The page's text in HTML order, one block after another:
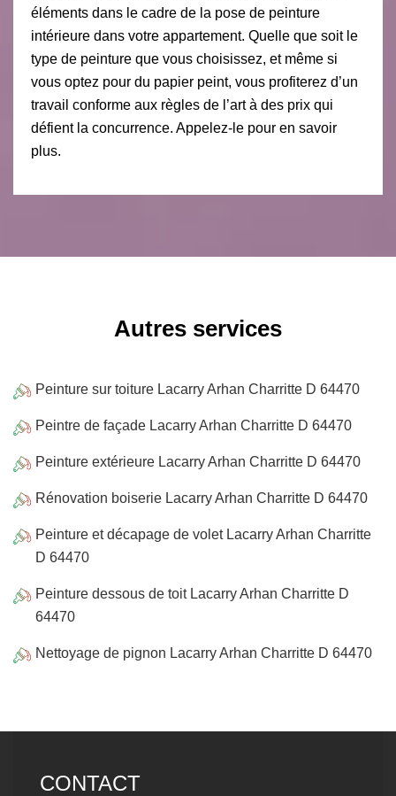
éléments dans le cadre de la pose de peinture
intérieure dans votre appartement. Quelle que soit le
type de peinture que vous choisissez, et même si
vous optez pour du papier peint, vous profiterez d’un
travail conforme aux règles de l’art à des prix qui
défient la concurrence. Appelez-le pour en savoir
plus.
Autres services
Peinture sur toiture Lacarry Arhan Charritte D 64470
Peintre de façade Lacarry Arhan Charritte D 64470
Peinture extérieure Lacarry Arhan Charritte D 64470
Rénovation boiserie Lacarry Arhan Charritte D 64470
Peinture et décapage de volet Lacarry Arhan Charritte
D 64470
Peinture dessous de toit Lacarry Arhan Charritte D
64470
Nettoyage de pignon Lacarry Arhan Charritte D 64470
CONTACT